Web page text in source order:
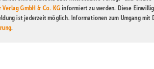
In Schleswig-Holstein gehen
GmbH & Co. KG informiert zu werden. Diese
ist jederzeit möglich. Informationen zum Umgang mit
.